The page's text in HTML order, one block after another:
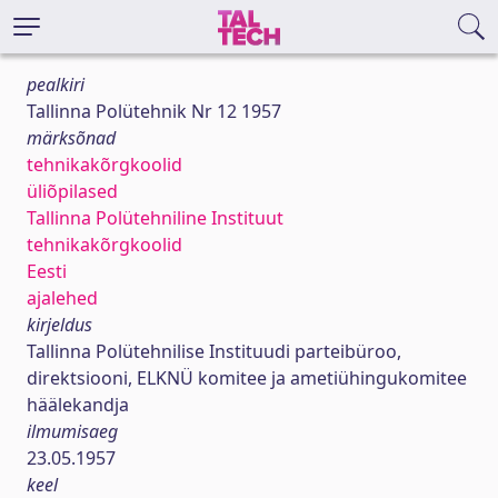
pealkiri
Tallinna Polütehnik Nr 12 1957
märksõnad
tehnikakõrgkoolid
üliõpilased
Tallinna Polütehniline Instituut
tehnikakõrgkoolid
Eesti
ajalehed
kirjeldus
Tallinna Polütehnilise Instituudi parteibüroo,
direktsiooni, ELKNÜ komitee ja ametiühingukomitee
häälekandja
ilmumisaeg
23.05.1957
keel